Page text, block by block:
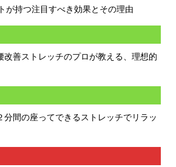
が持つ注目すべき効果とその理由
改善ストレッチのプロが教える、理想的
分間の座ってできるストレッチでリラッ